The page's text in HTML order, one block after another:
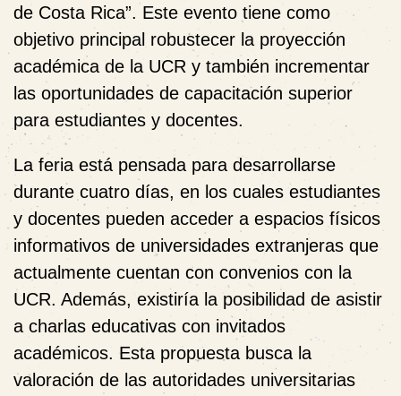
de Costa Rica”. Este evento tiene como
objetivo principal robustecer la proyección
académica de la UCR y también incrementar
las oportunidades de capacitación superior
para estudiantes y docentes.
La feria está pensada para desarrollarse
durante cuatro días, en los cuales estudiantes
y docentes pueden acceder a espacios físicos
informativos de universidades extranjeras que
actualmente cuentan con convenios con la
UCR. Además, existiría la posibilidad de asistir
a charlas educativas con invitados
académicos. Esta propuesta busca la
valoración de las autoridades universitarias